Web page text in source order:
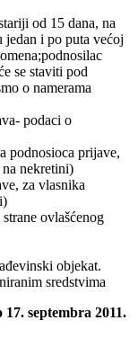
od 15 dana, na
jedan i po puta većoj
se staviti pod
o namerama
podaci o
podnosioca prijave,
nekretini)
za vlasnika
ovlašćenog
objekat.
sredstvima
septembra 2011.